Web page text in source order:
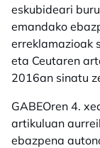
eskubideari
emandako
erreklamazioak
eta Ceutaren
2016an sinatu
GABEOren 4.
artikuluan
ebazpena